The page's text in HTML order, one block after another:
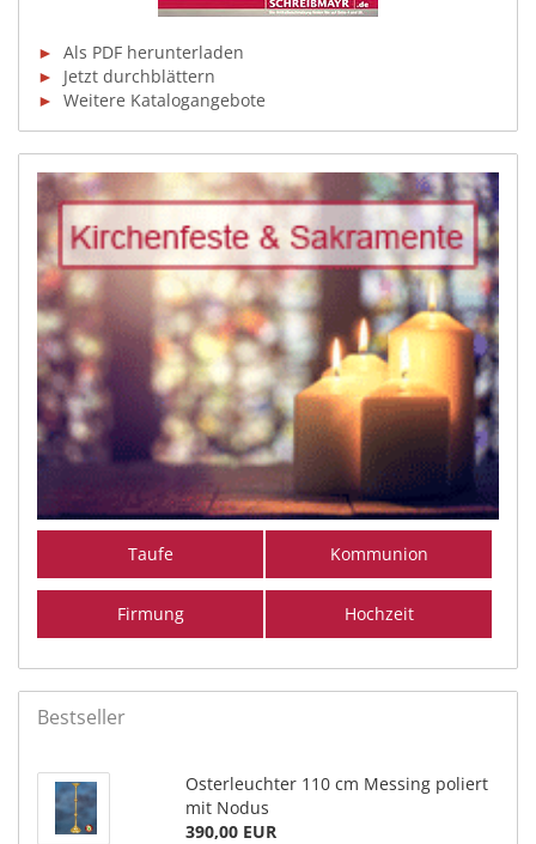
► Als PDF herunterladen
►
Jetzt durchblättern
► Weitere Katalogangebote
Taufe Kommunion
Firmung Hochzeit
Bestseller
Osterleuchter 110 cm Messing poliert
mit Nodus
390,00 EUR